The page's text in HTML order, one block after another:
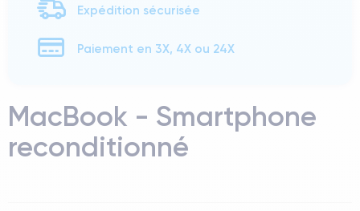
Expédition sécurisée
Paiement en 3X, 4X ou 24X
MacBook - Smartphone
reconditionné